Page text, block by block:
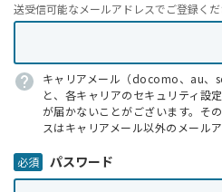
送受信可能なメールアドレスでご登録く
キャリアメール（docomo、au、
と、各キャリアのセキュリティ設
が届かないことがございます。そ
スはキャリアメール以外のメール
パスワード